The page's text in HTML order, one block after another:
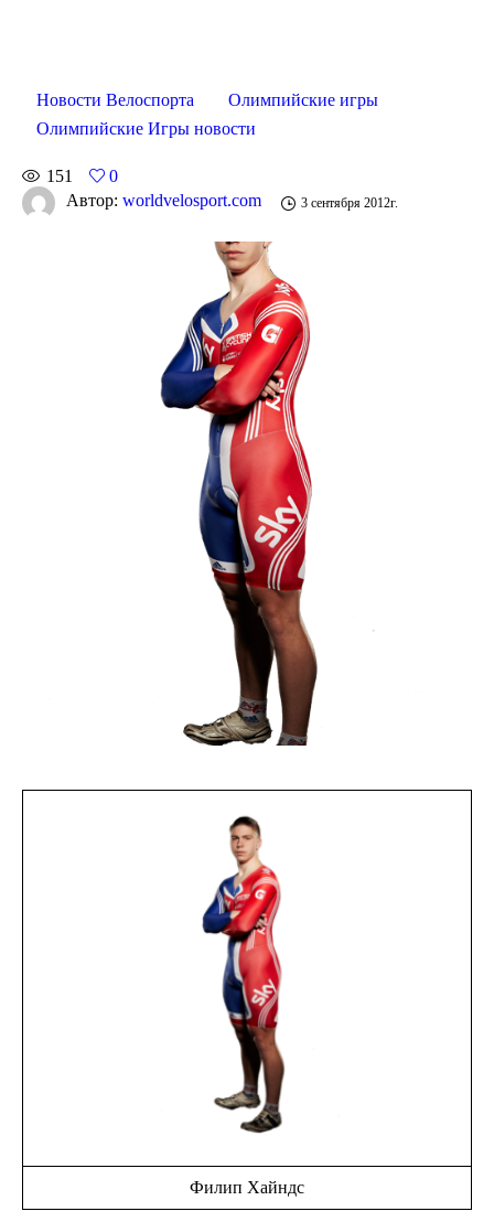
Новости Велоспорта
Олимпийские игры
Олимпийские Игры новости
151
0
Автор: worldvelosport.com 3 сентября 2012г.
Филип Хайндс